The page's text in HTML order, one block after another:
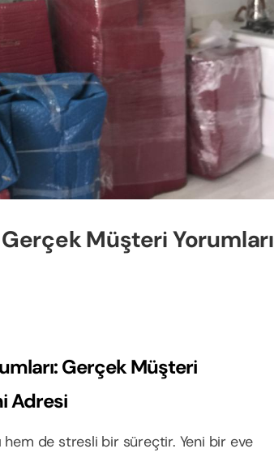
Müşteri Yorumları
Gerçek Müşteri
Adresi
hem de stresli bir süreçtir. Yeni bir eve